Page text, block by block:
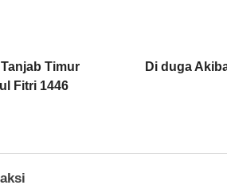
Timur
Fitri 1446
Di duga